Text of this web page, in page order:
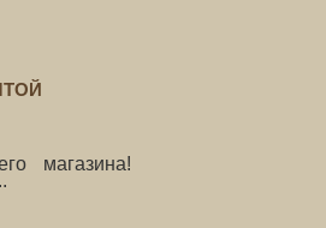
магазина!